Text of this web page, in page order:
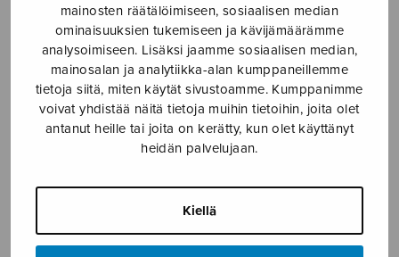
mainosten räätälöimiseen, sosiaalisen median
ominaisuuksien tukemiseen ja kävijämäärämme
analysoimiseen. Lisäksi jaamme sosiaalisen median,
mainosalan ja analytiikka-alan kumppaneillemme
tietoja siitä, miten käytät sivustoamme. Kumppanimme
voivat yhdistää näitä tietoja muihin tietoihin, joita olet
antanut heille tai joita on kerätty, kun olet käyttänyt
heidän palvelujaan.
Kiellä
Songs for the
Open Road
Hamilton David